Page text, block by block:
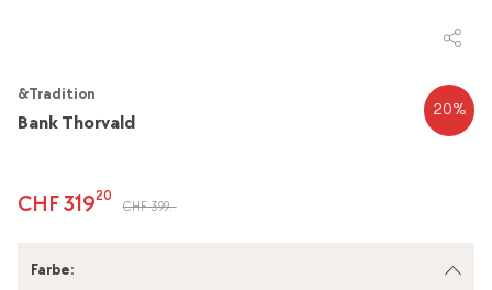
Bank Thorvald
&Tradition
20%
CHF 31920
CHF 399.-
Farbe: